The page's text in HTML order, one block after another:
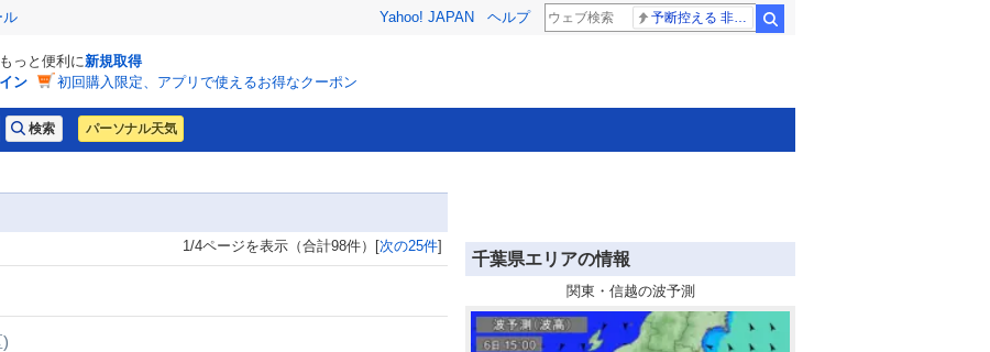
ル Yahoo! JAPAN ヘルプ
もっと便利に新規取得
ン
初回購入限定、アプリで使えるお得なクーポン
パーソナル天気
1/4ページを表示（合計98件）[次の25件]
千葉県エリアの情報
関東・信越の波予測